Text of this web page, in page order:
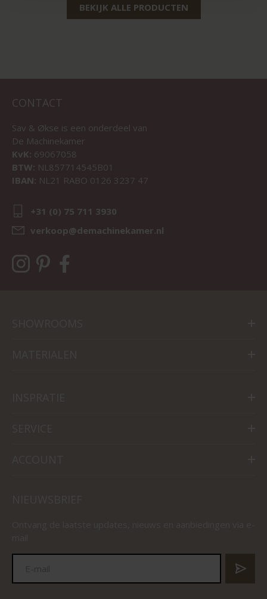
BEKIJK ALLE PRODUCTEN
CONTACT
Sav & Økse is een onderdeel van
De Machinekamer
KvK: 69067058
BTW: NL857714545B01
IBAN: NL21 RABO 0126 3237 47
+31 (0) 75 711 3930
verkoop@demachinekamer.nl